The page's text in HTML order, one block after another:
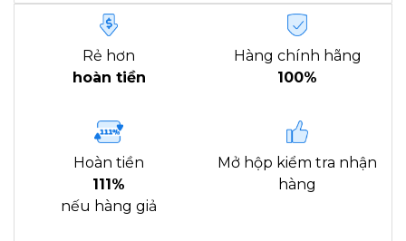
Rẻ hơn
hoàn tiền
Hàng chính hãng
100%
Hoàn tiền
111%
nếu hàng giả
Mở hộp kiểm tra nhận
hàng